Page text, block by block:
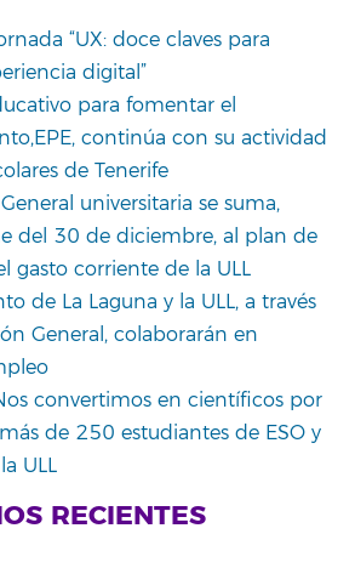
“UX: doce claves para
digital”
para fomentar el
continúa con su actividad
de Tenerife
universitaria se suma,
del 30 de diciembre, al plan de
gasto corriente de la ULL
de La Laguna y la ULL, a través
General, colaborarán en
convertimos en científicos por
de 250 estudiantes de ESO y
ULL
RECIENTES